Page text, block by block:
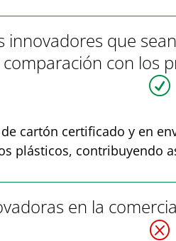
innovadores que
con los
R
cartón certificado y en
plásticos, contribuyendo
en la
Q